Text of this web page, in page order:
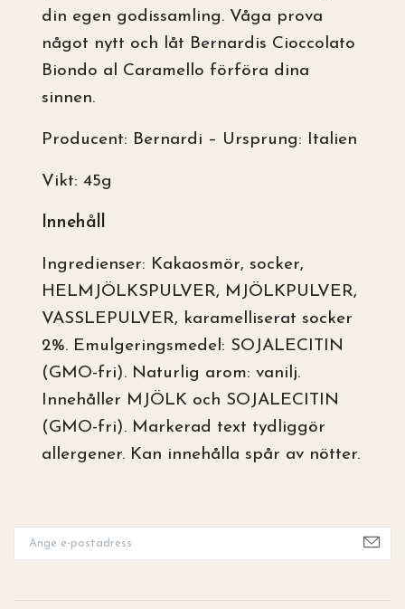
din egen godissamling. Våga prova
något nytt och låt Bernardis Cioccolato
Biondo al Caramello förföra dina
sinnen.
Producent: Bernardi – Ursprung: Italien
Vikt: 45g
Innehåll
Ingredienser: Kakaosmör, socker,
HELMJÖLKSPULVER, MJÖLKPULVER,
VASSLEPULVER, karamelliserat socker
2%. Emulgeringsmedel: SOJALECITIN
(GMO-fri). Naturlig arom: vanilj.
Innehåller MJÖLK och SOJALECITIN
(GMO-fri). Markerad text tydliggör
allergener. Kan innehålla spår av nötter.